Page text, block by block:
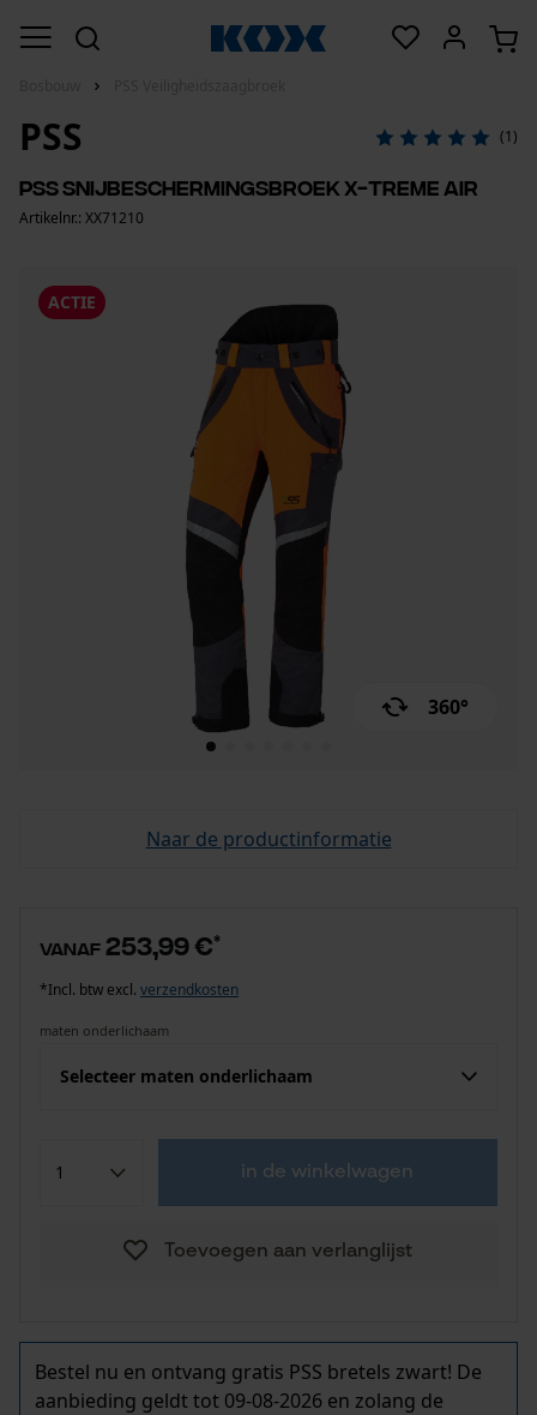
ACTIE
360°
PSS (1)
PSS snijbeschermingsbroek X-treme Air
Artikelnr.: XX71210
Naar de productinformatie
vanaf 253,99 €*
*Incl. btw excl. verzendkosten
maten onderlichaam
Selecteer maten onderlichaam
in de winkelwagen
Toevoegen aan verlanglijst
Bestel nu en ontvang gratis PSS bretels zwart! De
aanbieding geldt tot 09-08-2026 en zolang de